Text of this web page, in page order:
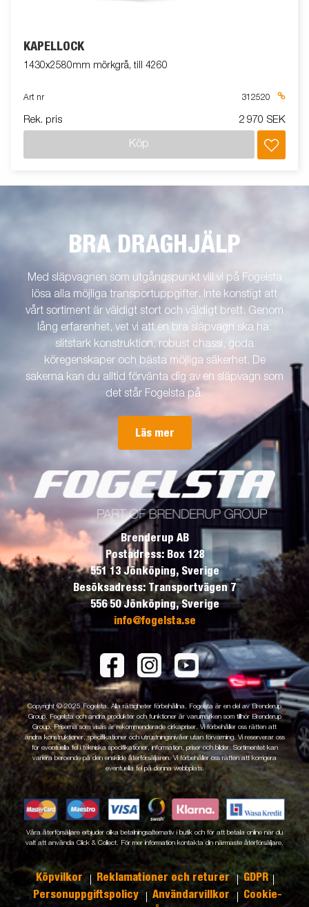
KAPELLOCK
1430x2580mm mörkgrå, till 4260
Art nr 312520
Rek. pris 2 970 SEK
Köp
BRA DRAGHJÄLP
Med släpvagnen som utgångspunkt vill vi på Fogelsta
lösa alla möjliga transportuppgifter. Inte konstigt att
vårt sortiment är väldigt stort och väldigt brett. Genom
lång erfarenhet, vet vi att en bra släpvagn ska ha:
slitstark konstruktion, robust chassi, goda
köregenskaper och bästa möjliga säkerhet. De
sakerna kan du alltid förvänta dig av en släpvagn som
det står Fogelsta på.
Läs mer
Brenderup AB
Postadress: Box 128
551 13 Jönköping, Sverige
Besöksadress: Transportvägen 7
556 50 Jönköping, Sverige
info@fogelsta.se
Copyright © 2025 Fogelsta. Alla rättigheter förbehållna. Fogelsta är en del av Brenderup
Group. Fogelsta och andra produkter och funktioner är varumärken som tillhör Brenderup
Group. Priserna som visas är rekommenderade cirkapriser. Vi förbehåller oss rätten att
ändra konstruktioner, specifikationer och utrustningsnivåer utan förvarning. Vi reserverar oss
för eventuella fel i tekniska specifikationer, information, priser och bilder. Sortimentet kan
variera beroende på den enskilde återförsäljaren. Vi förbehåller oss rätten att korrigera
eventuella fel på denna webbplats.
Våra återförsäljare erbjuder olika betalningsalternativ i butik och för att betala online när du
valt att använda Click & Collect. För mer information kontakta din närmaste återförsäljare.
Köpvilkor Reklamationer och returer
GDPR
Personuppgiftspolicy
Användarvillkor
Cookie-